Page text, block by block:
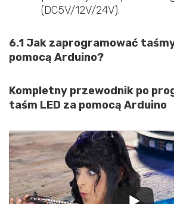
(DC5V/12V/24V).
6.1 Jak zaprogramować
pomocą Arduino?
Kompletny przewodnik po
taśm LED za pomocą Arduino